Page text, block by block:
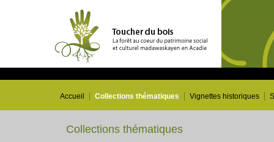
Accueil Collections thématiques Vignettes historiques
Collections thématiques